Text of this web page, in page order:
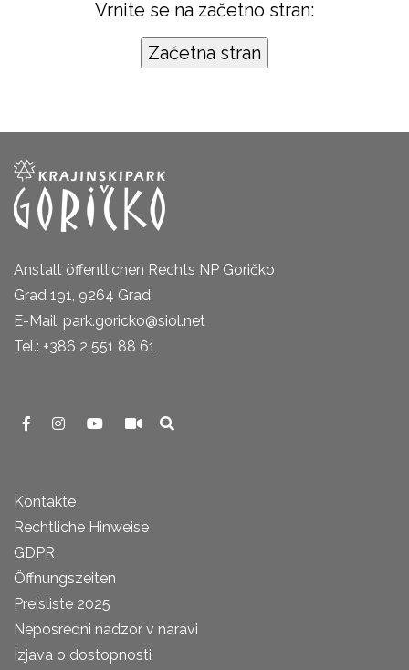
Vrnite se na začetno stran:
Anstalt öffentlichen Rechts NP Goričko
Grad 191, 9264 Grad
E-Mail: park.goricko@siol.net
Tel.: +386 2 551 88 61
Kontakte
Rechtliche Hinweise
GDPR
Öffnungszeiten
Preisliste 2025
Neposredni nadzor v naravi
Izjava o dostopnosti